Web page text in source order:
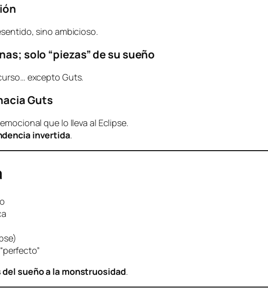
sino ambicioso.
solo “piezas” de su sueño
excepto Guts.
Guts
que lo lleva al Eclipse.
invertida.
sueño a la monstruosidad.